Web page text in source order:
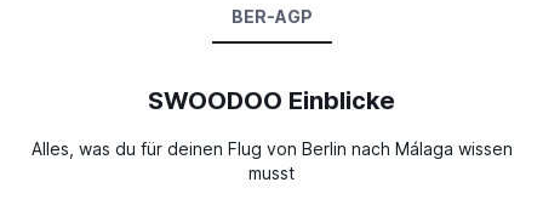
BER-AGP
SWOODOO Einblicke
Alles, was du für deinen Flug von Berlin nach Málaga wissen
musst